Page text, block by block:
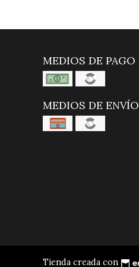
MEDIOS DE PAGO
MEDIOS DE ENVÍO
Tienda creada con